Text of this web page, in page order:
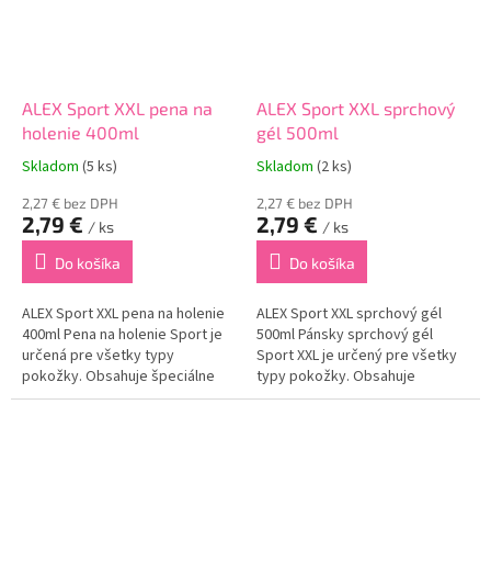
ALEX Sport XXL pena na
holenie 400ml
Skladom (5 ks)
2,27 € bez DPH
2,79 € / ks
Do košíka
ALEX Sport XXL pena na holenie
400ml Pena na holenie Sport je
určená pre všetky typy
pokožky. Obsahuje špeciálne
zloženie, ktoré blahodarne
ALEX Sport XXL sprchový
gél 500ml
Skladom (2 ks)
2,27 € bez DPH
2,79 € / ks
Do košíka
ALEX Sport XXL sprchový gél
500ml Pánsky sprchový gél
Sport XXL je určený pre všetky
typy pokožky. Obsahuje
špeciálne zloženie, vďaka